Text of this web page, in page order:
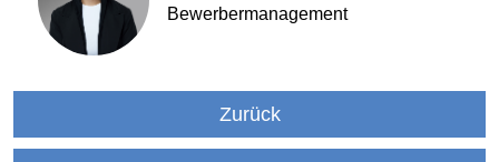
Bewerbermanagement
Zurück